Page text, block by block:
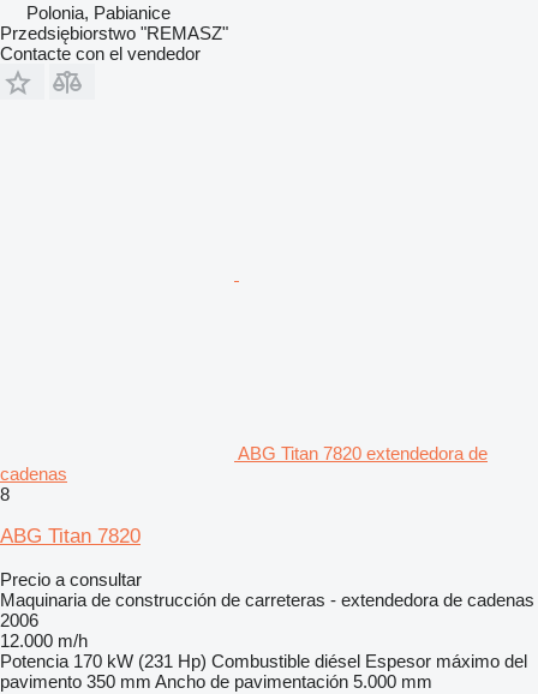
Polonia, Pabianice
Przedsiębiorstwo "REMASZ"
Contacte con el vendedor
ABG Titan 7820 extendedora de
cadenas
8
ABG Titan 7820
Precio a consultar
Maquinaria de construcción de carreteras - extendedora de cadenas
2006
12.000 m/h
Potencia 170 kW (231 Hp) Combustible diésel Espesor máximo del
pavimento 350 mm Ancho de pavimentación 5.000 mm